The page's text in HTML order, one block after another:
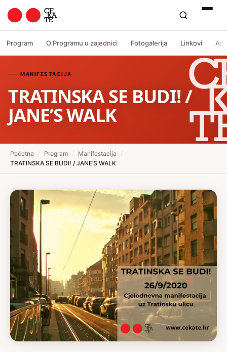
Program O Programu u zajednici Fotogalerija Linkovi
MANIFESTACIJA
TRATINSKA SE BUDI! /
JANE’S WALK
Početna Program Manifestacija
TRATINSKA SE BUDI! / JANE’S WALK